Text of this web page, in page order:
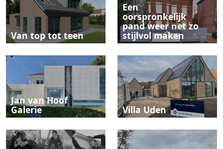
Van top tot teen
Een
oorspronkelijk
pand weer net zo
stijlvol maken
Jan van Hoof
Galerie Villa Uden